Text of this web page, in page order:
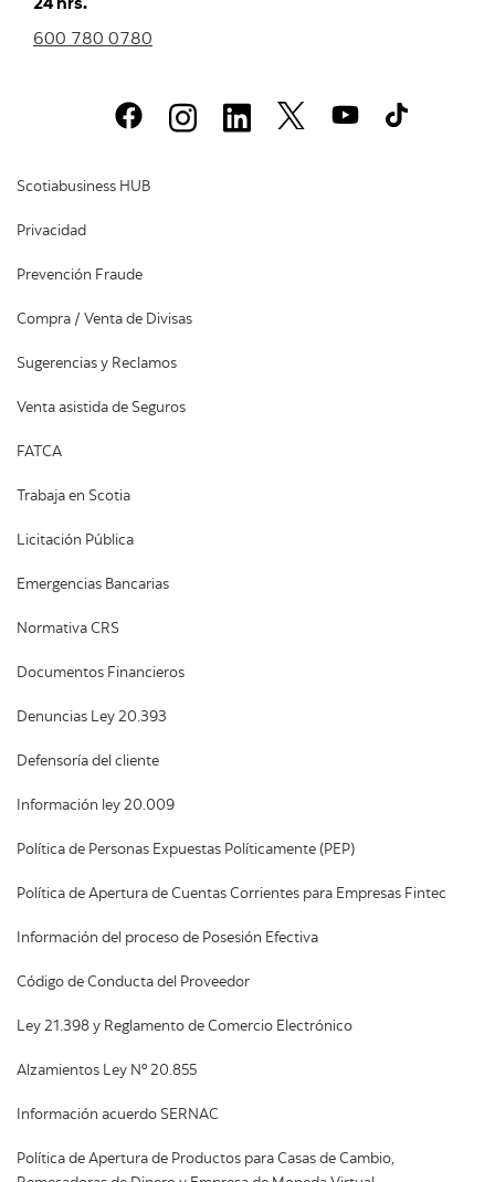
600 780 0780
Scotiabusiness HUB
Privacidad
Prevención Fraude
Compra / Venta de Divisas
Sugerencias y Reclamos
Venta asistida de Seguros
FATCA
Trabaja en Scotia
Licitación Pública
Emergencias Bancarias
Normativa CRS
Documentos Financieros
Denuncias Ley 20.393
Defensoría del cliente
Información ley 20.009
Política de Personas Expuestas Políticamente (PEP)
Política de Apertura de Cuentas Corrientes para Empresas Fintec
Información del proceso de Posesión Efectiva
Código de Conducta del Proveedor
Ley 21.398 y Reglamento de Comercio Electrónico
Alzamientos Ley Nº 20.855
Información acuerdo SERNAC
Política de Apertura de Productos para Casas de Cambio,